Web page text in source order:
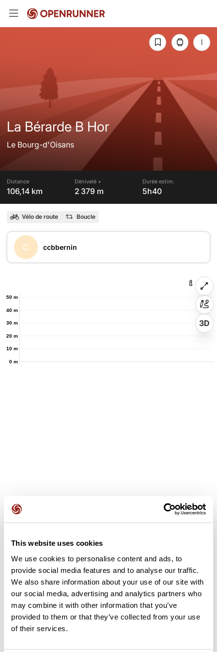
This website uses cookies
We use cookies to personalise content and ads, to
provide social media features and to analyse our traffic.
We also share information about your use of our site with
our social media, advertising and analytics partners who
may combine it with other information that you’ve
provided to them or that they’ve collected from your use
of their services.
La Bérarde B Hor
Le Bourg-d'Oisans
Distance
106,14 km
Dénivelé +
2 379 m
Durée estim.
5h40
Vélo de route Boucle
C ccbbernin
0 m
10 m
20 m
30 m
40 m
50 m
3D
Ajouter un avis
Découvrez ce parcours de vélo de 106,1 km à proximité de Le